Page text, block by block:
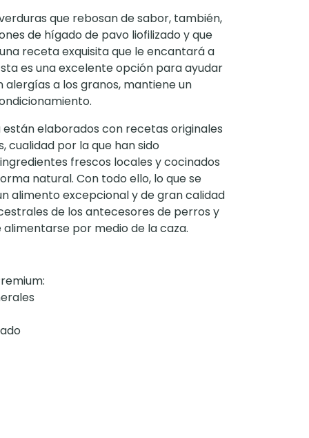
que rebosan de sabor, también,
de hígado de pavo liofilizado y que
receta exquisita que le encantará a
es una excelente opción para ayudar
alergías a los granos, mantiene un
elaborados con recetas originales
cualidad por la que han sido
frescos locales y cocinados
natural. Con todo ello, lo que se
alimento excepcional y de gran calidad
de los antecesores de perros y
por medio de la caza.